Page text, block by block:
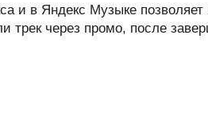
и в Яндекс Музыке
трек через промо, после